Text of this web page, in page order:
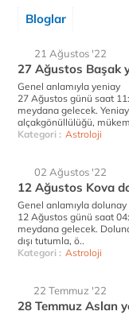
Bloglar
21 Ağustos '22
27 Ağustos Başak
Genel anlamıyla yeniay
27 Ağustos günü saat
meydana gelecek.
alçakgönüllülüğü,
Kategori : Astroloji
02 Ağustos '22
12 Ağustos Kova
Genel anlamıyla dolunay
12 Ağustos günü saat
meydana gelecek.
dışı tutumla, ö..
Kategori : Astroloji
22 Temmuz '22
28 Temmuz Aslan